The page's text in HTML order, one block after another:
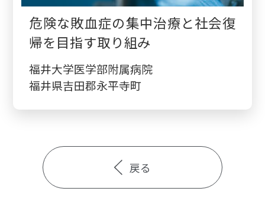
危険な敗血症の集中治療と社会復
帰を目指す取り組み
福井大学医学部附属病院
福井県吉田郡永平寺町
戻る